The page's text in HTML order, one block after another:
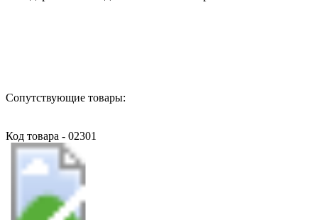
Сопутствующие товары:
Код товара - 02301